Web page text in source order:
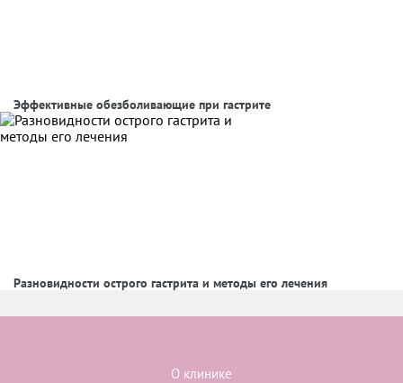
Эффективные обезболивающие при гастрите
Разновидности острого гастрита и методы его лечения
О клинике